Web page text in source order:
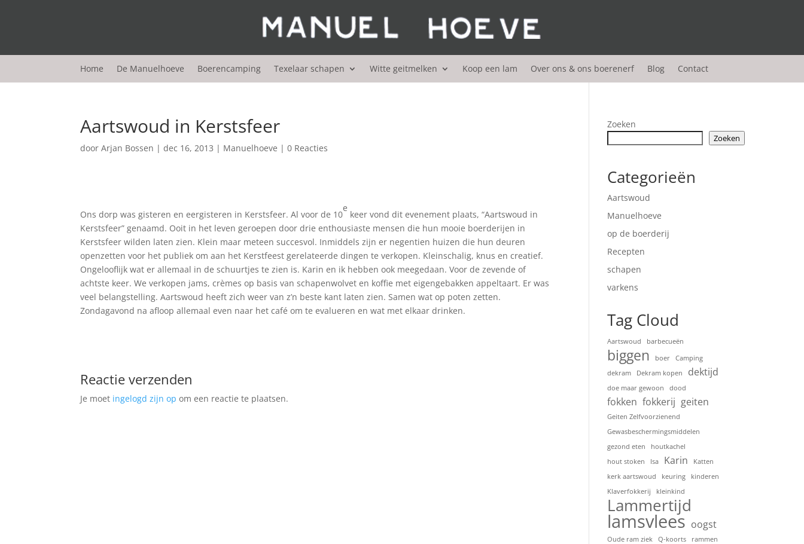
Home De Manuelhoeve Boerencamping Texelaar schapen Witte geitmelken Koop een lam Over ons & ons boerenerf Blog Contact
Aartswoud in Kerstsfeer
doorArjan Bossen |dec 16, 2013 | Manuelhoeve |0 Reacties
Ons dorp was gisteren en eergisteren in Kerstsfeer. Al voor de 10
e
keer vond dit evenement plaats, “Aartswoud in
Kerstsfeer” genaamd. Ooit in het leven geroepen door drie enthousiaste mensen die hun mooie boerderijen in
Kerstsfeer wilden laten zien. Klein maar meteen succesvol. Inmiddels zijn er negentien huizen die hun deuren
openzetten voor het publiek om aan het Kerstfeest gerelateerde dingen te verkopen. Kleinschalig, knus en creatief.
Ongelooflijk wat er allemaal in de schuurtjes te zien is. Karin en ik hebben ook meegedaan. Voor de zevende of
achtste keer. We verkopen jams, crèmes op basis van schapenwolvet en koffie met eigengebakken appeltaart. Er was
veel belangstelling. Aartswoud heeft zich weer van z’n beste kant laten zien. Samen wat op poten zetten.
Zondagavond na afloop allemaal even naar het café om te evalueren en wat met elkaar drinken.
Reactie verzenden
Je moet ingelogd zijn op om een reactie te plaatsen.
Zoeken
Zoeken
Categorieën
Aartswoud
Manuelhoeve
op de boerderij
Recepten
schapen
varkens
Tag Cloud
Aartswoud barbecueën
biggen boer
Camping
dekram
Dekram kopen dektijd
doe maar gewoon dood
fokken fokkerij geiten
Geiten Zelfvoorzienend
Gewasbeschermingsmiddelen
gezond eten
houtkachel
hout stoken
Isa Karin
Katten
kerk aartswoud
keuring
kinderen
Klaverfokkerij
kleinkind
Lammertijd
lamsvlees oogst
Oude ram ziek Q-koorts rammen